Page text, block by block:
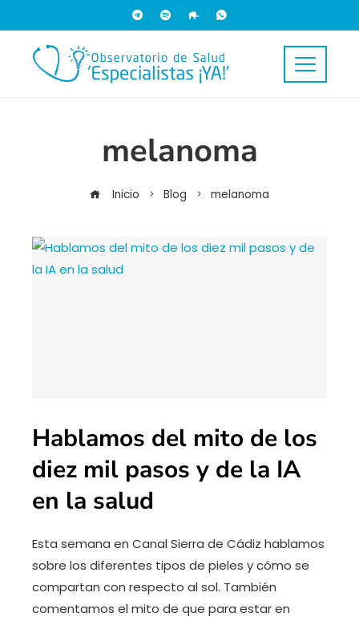
melanoma
Inicio Blog melanoma
Hablamos del mito de los
diez mil pasos y de la IA
en la salud
Esta semana en Canal Sierra de Cádiz hablamos
sobre los diferentes tipos de pieles y cómo se
compartan con respecto al sol. También
comentamos el mito de que para estar en